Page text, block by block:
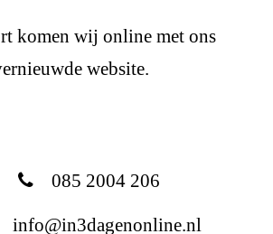
komen wij online met ons
website.
085 2004 206
info@in3dagenonline.nl